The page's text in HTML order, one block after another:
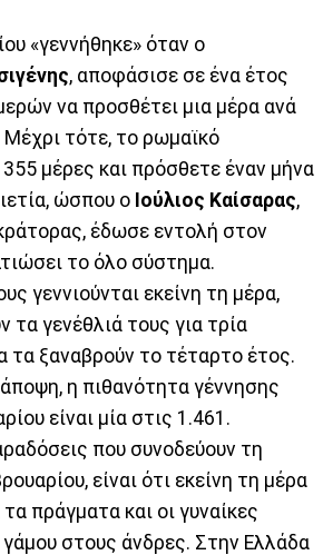
«γεννήθηκε» όταν ο
, αποφάσισε σε ένα έτος
να προσθέτει μια μέρα ανά
τότε, το ρωμαϊκό
355 μέρες και πρόσθετε έναν μήνα
ώσπου ο Ιούλιος Καίσαρας,
έδωσε εντολή στον
το όλο σύστημα.
γεννιούνται εκείνη τη μέρα,
τα γενέθλιά τους για τρία
τα ξαναβρούν το τέταρτο έτος.
η πιθανότητα γέννησης
είναι μία στις 1.461.
που συνοδεύουν τη
είναι ότι εκείνη τη μέρα
πράγματα και οι γυναίκες
στους άνδρες. Στην Ελλάδα